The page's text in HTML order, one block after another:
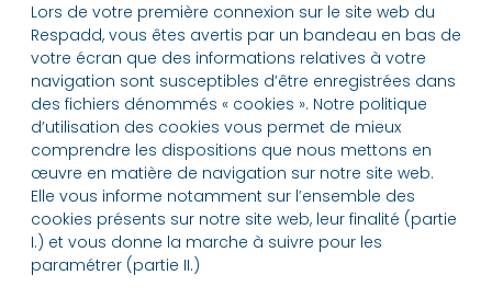
Lors de votre première connexion sur le site web du
Respadd, vous êtes avertis par un bandeau en bas de
votre écran que des informations relatives à votre
navigation sont susceptibles d’être enregistrées dans
des fichiers dénommés « cookies ». Notre politique
d’utilisation des cookies vous permet de mieux
comprendre les dispositions que nous mettons en
œuvre en matière de navigation sur notre site web.
Elle vous informe notamment sur l’ensemble des
cookies présents sur notre site web, leur finalité (partie
I.) et vous donne la marche à suivre pour les
paramétrer (partie II.)